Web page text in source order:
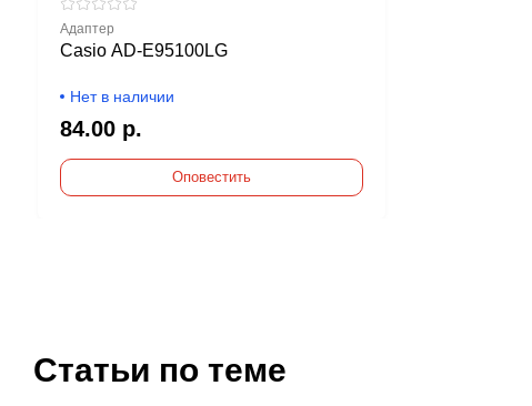
Адаптер
Casio AD-E95100LG
Нет в наличии
84.00 р.
Оповестить
Статьи по теме